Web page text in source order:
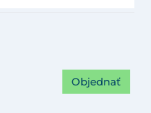
Objednať